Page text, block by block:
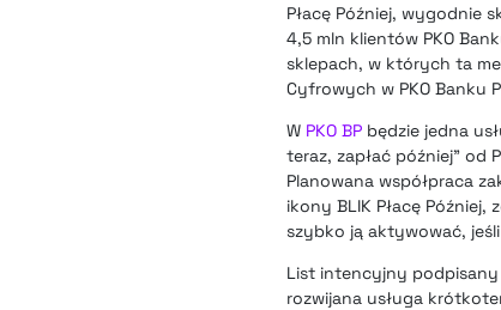
Płacę Później, wygodnie
4,5 mln klientów PKO
sklepach, w których ta
Cyfrowych w PKO Banku
W PKO BP będzie jedna
teraz, zapłać później” od
Planowana współpraca
ikony BLIK Płacę
szybko ją aktywować,
List intencyjny podpisany
rozwijana usługa